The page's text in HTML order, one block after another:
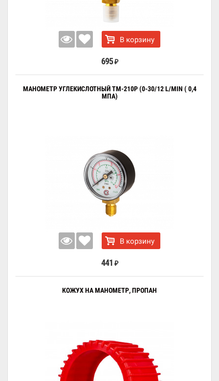
В корзину
695 ₽
МАНОМЕТР УГЛЕКИСЛОТНЫЙ ТМ-210Р (0-30/12 L/MIN ( 0,4
МПА)
В корзину
441 ₽
КОЖУХ НА МАНОМЕТР, ПРОПАН